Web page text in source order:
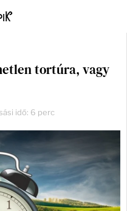
tortúra, vagy
idő: 6 perc